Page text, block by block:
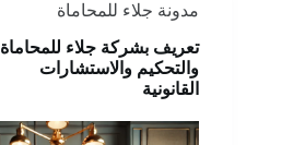
مدونة جلاء للمحاماة
تعريف بشركة جلاء للمحاماة
والتحكيم والاستشارات
القانونية